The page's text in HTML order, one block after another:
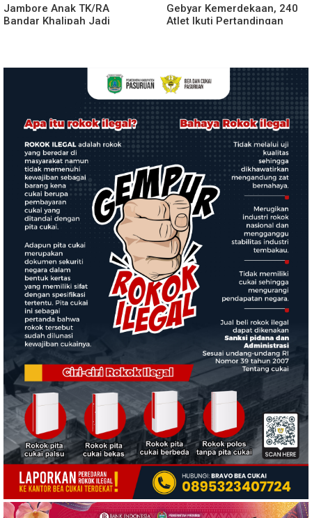
Jambore Anak TK/RA
Bandar Khalipah Jadi
Gebyar Kemerdekaan, 240
Atlet Ikuti Pertandingan